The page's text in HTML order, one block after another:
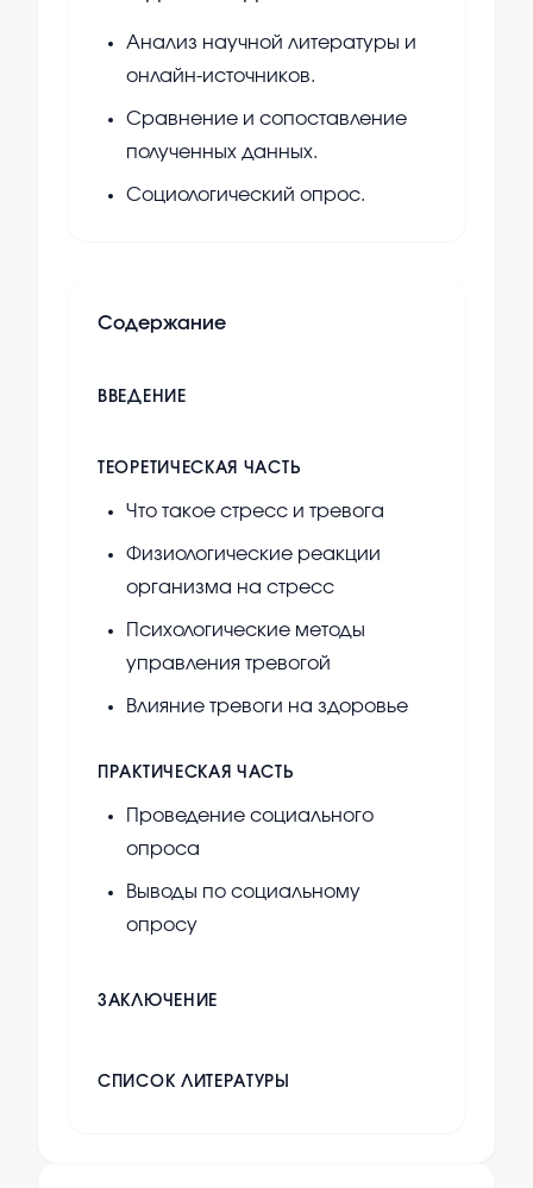
Анализ научной литературы и
онлайн-источников.
Сравнение и сопоставление
полученных данных.
Социологический опрос.
Содержание
ВВЕДЕНИЕ
ТЕОРЕТИЧЕСКАЯ ЧАСТЬ
Что такое стресс и тревога
Физиологические реакции
организма на стресс
Психологические методы
управления тревогой
Влияние тревоги на здоровье
ПРАКТИЧЕСКАЯ ЧАСТЬ
Проведение социального
опроса
Выводы по социальному
опросу
ЗАКЛЮЧЕНИЕ
СПИСОК ЛИТЕРАТУРЫ